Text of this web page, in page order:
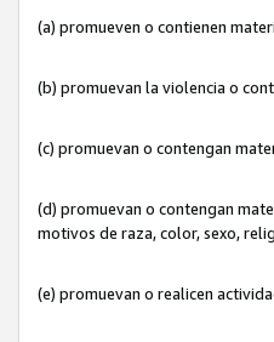
(a) promueven o contienen
(b) promuevan la violencia o
(c) promuevan o contengan
(d) promuevan o contengan
motivos de raza, color, sexo,
(e) promuevan o realicen